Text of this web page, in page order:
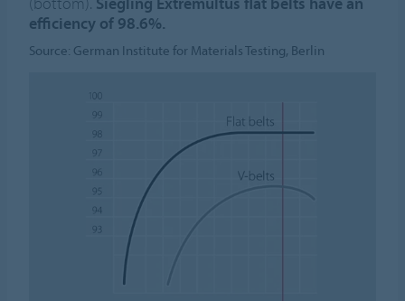
efficiency of 98.6%.
Source: German Institute for Materials Testing, Berlin